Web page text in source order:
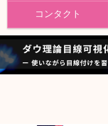
コンタクト